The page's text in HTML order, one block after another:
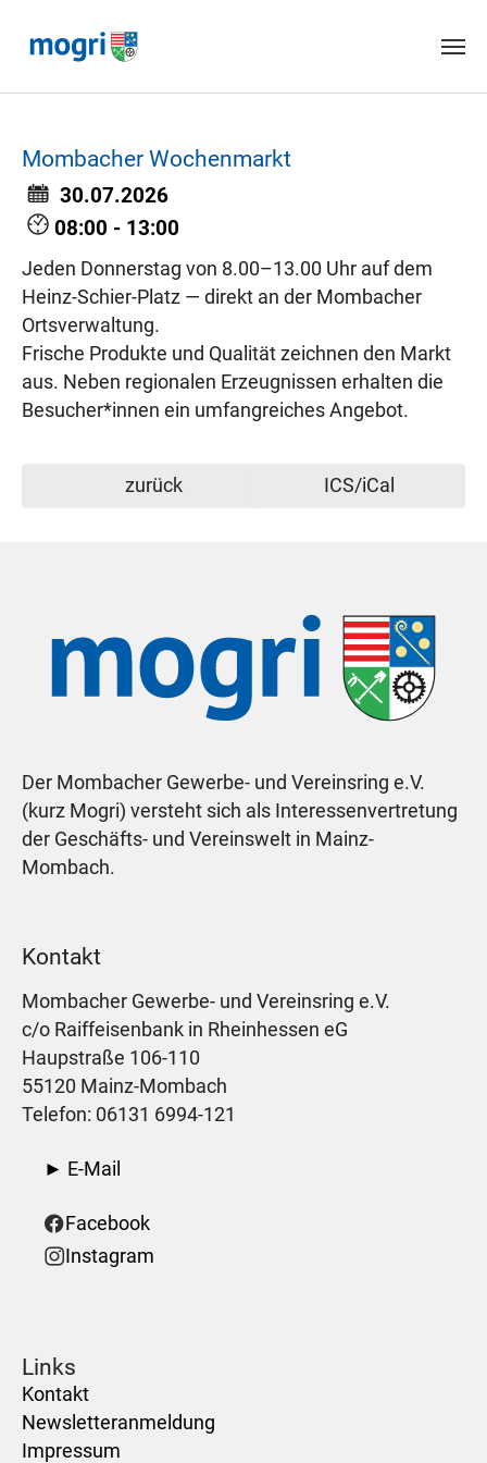
Mombacher Wochenmarkt
30.07.2026
08:00 - 13:00
Jeden Donnerstag von 8.00–13.00 Uhr auf dem
Heinz-Schier-Platz — direkt an der Mombacher
Ortsverwaltung.
Frische Produkte und Qualität zeichnen den Markt
aus. Neben regionalen Erzeugnissen erhalten die
Besucher*innen ein umfangreiches Angebot.
zurück ICS/iCal
Der Mombacher Gewerbe- und Vereinsring e.V.
(kurz Mogri) versteht sich als Interessenvertretung
der Geschäfts- und Vereinswelt in Mainz-
Mombach.
Kontakt
Mombacher Gewerbe- und Vereinsring e.V.
c/o Raiffeisenbank in Rheinhessen eG
Haupstraße 106-110
55120 Mainz-Mombach
Telefon: 06131 6994-121
► E-Mail
Facebook
Instagram
Links
Kontakt
Newsletteranmeldung
Impressum